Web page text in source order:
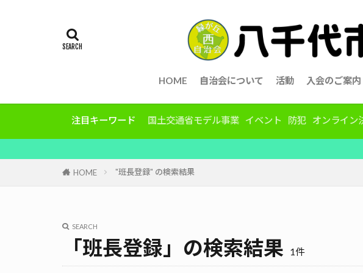
HOME 自治会について 活動 入会のご案内
注目キーワード 国土交通省モデル事業 イベント 防犯 オンライン
HOME "班長登録" の検索結果
SEARCH
「班長登録」の検索結果 1件